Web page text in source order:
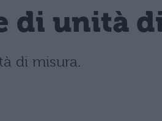
di unità
di misura.